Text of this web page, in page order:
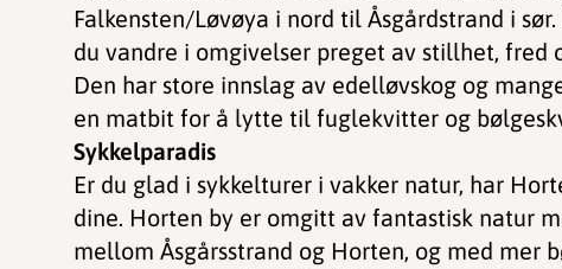
Falkensten/Løvøya i nord til Åsgårdstrand i
du vandre i omgivelser preget av stillhet, fred
Den har store innslag av edelløvskog og
en matbit for å lytte til fuglekvitter og
Sykkelparadis
Er du glad i sykkelturer i vakker natur, har
dine. Horten by er omgitt av fantastisk natur
mellom Åsgårsstrand og Horten, og med mer